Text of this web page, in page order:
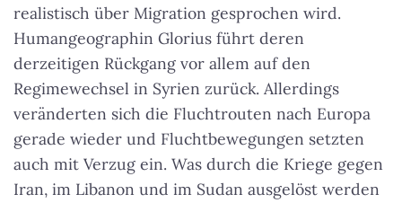
realistisch über Migration gesprochen wird.
Humangeographin Glorius führt deren
derzeitigen Rückgang vor allem auf den
Regimewechsel in Syrien zurück. Allerdings
veränderten sich die Fluchtrouten nach Europa
gerade wieder und Fluchtbewegungen setzten
auch mit Verzug ein. Was durch die Kriege gegen
Iran, im Libanon und im Sudan ausgelöst werden